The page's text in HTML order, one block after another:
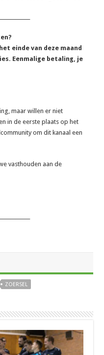
einde van deze maand
Eenmalige betaling, je
maar willen er niet
in de eerste plaats op het
om dit kanaal een
vasthouden aan de
ZOERSEL